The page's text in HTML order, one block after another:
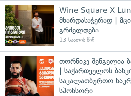
Wine Square X
მხარდასაჭერად |
გრძელდება
13 საათის წინ
თორნიკე შენგელია
| საქართველოს
საკალათბურთო
სპონსორი